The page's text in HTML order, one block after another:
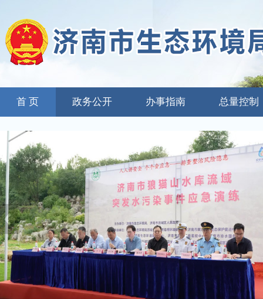
首 页 政务公开 办事指南 总量控制